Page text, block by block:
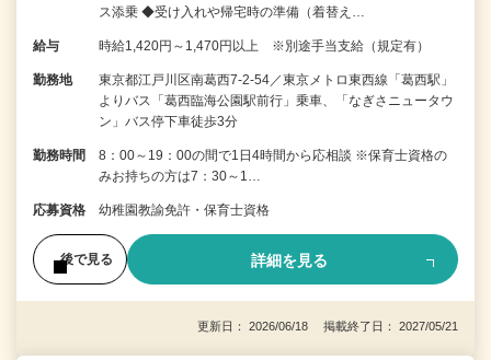
ス添乗 ◆受け入れや帰宅時の準備（着替え…
給与 時給1,420円～1,470円以上 ※別途手当支給（規定有）
勤務地
東京都江戸川区南葛西7-2-54／東京メトロ東西線「葛西駅」
よりバス「葛西臨海公園駅前行」乗車、「なぎさニュータウ
ン」バス停下車徒歩3分
勤務時間
8：00～19：00の間で1日4時間から応相談 ※保育士資格の
みお持ちの方は7：30～1…
応募資格 幼稚園教諭免許・保育士資格
後で見る 詳細を見る
更新日： 2026/06/18 掲載終了日： 2027/05/21